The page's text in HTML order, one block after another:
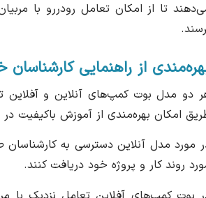
تا از امکان تعامل رودررو با
از راهنمایی کارشناسان
دو مدل بوت کمپ‌های آنلاین و
امکان بهره‌مندی از آموزش باکیفیت در
روند کار و پروژه خود دریافت کنند.